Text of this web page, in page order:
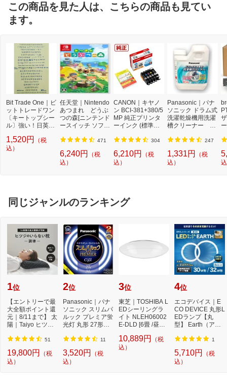
この商品を見た人は、こちらの商品も見てい
ます。
Bit Trade One｜ビ
ットトレードワン
〔キートップシー
ル〕強い！日英対
プシールセット ブ
ルー DYKTSBL
1,520円
（税
込）
任天堂｜Nintendo
あつまれ どうぶ
つの森[ニンテンド
ースイッチ ソフ
471
6,240円
（税
込）
CANON｜キヤノ
ン BCI-381+380/5
MP 純正プリンタ
ーインク (標準容
3813805MP] 304
6,210円
（税
込）
Panasonic｜パナ
ソニック ドラム式
洗濯乾燥機用洗濯
槽クリーナー N-
機 洗浄 洗剤 750m
l NW2]【rb_pcp】
247
1,331円
（税
込）
T
同じジャンルのランキング
1位
【エントリーで最
大全額ポイント還
元｜8/11まで】 太
陽｜Taiyo ヒツジ
51
19,800円
（税
込）
2位
Panasonic｜パナ
ソニック スリムパ
ルック プレミア蛍
光灯 丸形 27形＋3
11
3,520円
（税
込）
3位
東芝｜TOSHIBA L
EDシーリングラ
イト NLEH06002
E-DLD [6畳 /昼光
paign...
10,889円
（税
込）
4位
エコデバイス｜E
CO DEVICE 丸形L
EDランプ【丸
型】 Earth（アー
30・32...
1
5,710円
（税
込）